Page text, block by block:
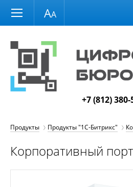
Размер шрифта
+7 (812) 380-
Продукты Продукты "1С-Битрикс"
Корпоративный